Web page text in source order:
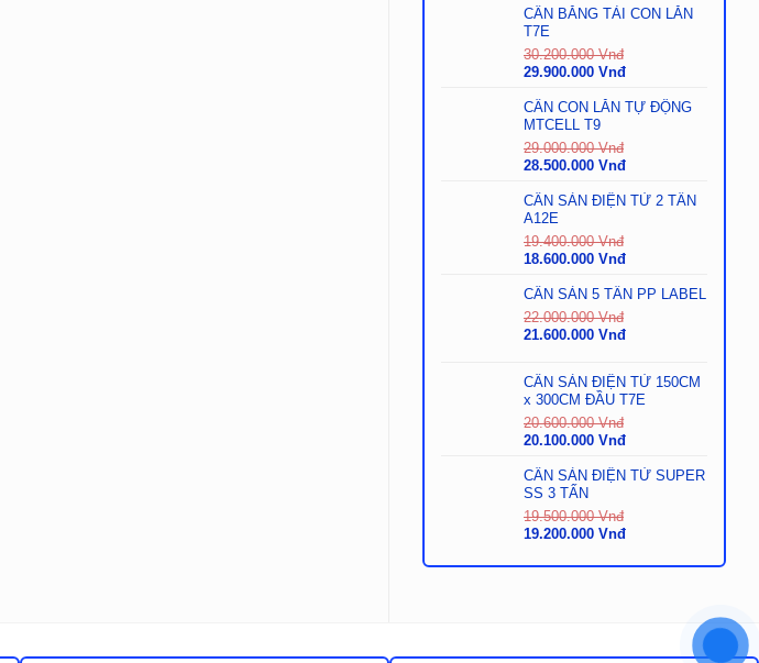
là:
28.900.000
Vnđ.
tại
Vnđ.
CÂN BĂNG TẢI CON LĂN
T7E
30.200.000Vnđ
Giá
là:
30.200.000
Vnđ.
29.900.000 VnđGiá
tại
Vnđ.
CÂN CON LĂN TỰ ĐỘNG
MTCELL T9
29.000.000Vnđ
Giá
là:
29.000.000
Vnđ.
28.500.000 VnđGiá
tại
Vnđ.
CÂN SÀN ĐIỆN TỬ 2 TẤN
A12E
19.400.000Vnđ
Giá
là:
19.400.000
Vnđ.
18.600.000 VnđGiá
tại
18.600.000
CÂN SÀN 5 TẤN PP LABEL
22.000.000Vnđ
Giá
22.000.000
Vnđ.
21.600.000 VnđGiá
là:
21.600.000
CÂN SÀN ĐIỆN TỬ 150CM
x 300CM ĐẦU T7E
20.600.000Vnđ
Giá
là:
20.600.000
Vnđ.
20.100.000 VnđGiá
tại
Vnđ.
CÂN SÀN ĐIỆN TỬ SUPER
SS 3 TẤN
19.500.000Vnđ
Giá
là:
19.200.000 VnđGiá
tại